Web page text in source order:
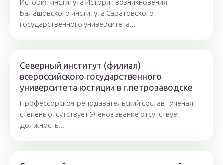
История института История возникновения
Балашовского института Саратовского
государственного университета...
Северный институт (филиал)
всероссийского государственного
университета юстиции в г.петрозаводске
Профессорско-преподавательский состав Ученая
степень отсутствует Ученое звание отсутствует
Должность...